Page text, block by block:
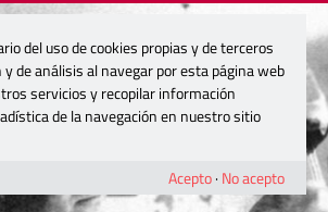
del uso de cookies propias y de terceros
de análisis al navegar por esta página web
servicios y recopilar información
de la navegación en nuestro sitio
Acepto· No acepto